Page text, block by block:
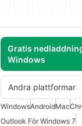
Gratis
Windows
Andra plattformar
WindowsAndroidMac
Outlook För Windows 7